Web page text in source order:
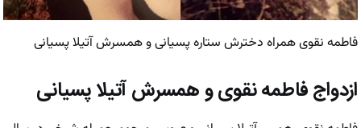
فاطمه نقوی همراه دخترش ستاره پسیانی و همسرش آتیلا پسیانی
ازدواج فاطمه نقوی و همسرش آتیلا پسیانی